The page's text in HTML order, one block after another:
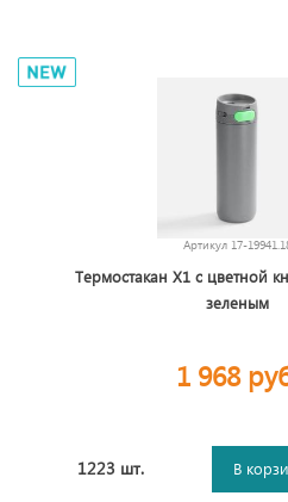
Артикул 17-
Термостакан X1 с цветной
зеленым
1 968
1223 шт. В